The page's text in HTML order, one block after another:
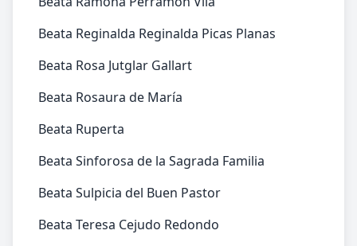
Beata Reginalda Reginalda Picas Planas
Beata Rosa Jutglar Gallart
Beata Rosaura de María
Beata Ruperta
Beata Sinforosa de la Sagrada Familia
Beata Sulpicia del Buen Pastor
Beata Teresa Cejudo Redondo